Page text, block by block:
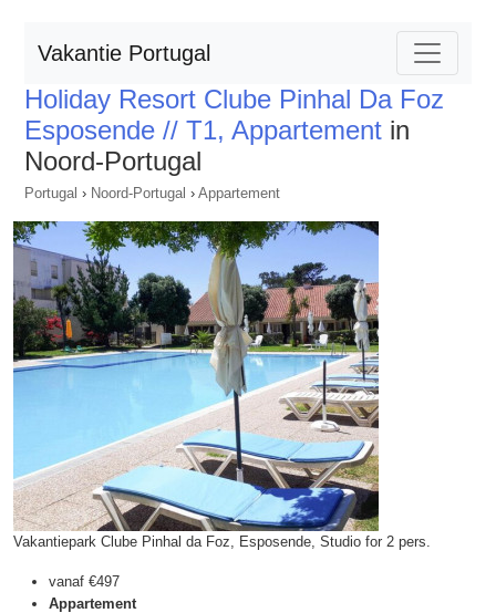
Vakantie Portugal
Holiday Resort Clube Pinhal Da Foz
Esposende // T1, Appartement in
Noord-Portugal
Portugal › Noord-Portugal › Appartement
Vakantiepark Clube Pinhal da Foz, Esposende, Studio for 2 pers.
vanaf €497
Appartement